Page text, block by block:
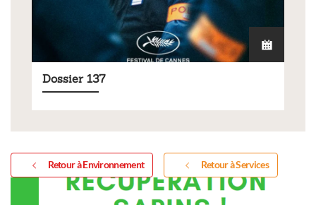
Dossier 137
Retour à Environnement Retour à Services